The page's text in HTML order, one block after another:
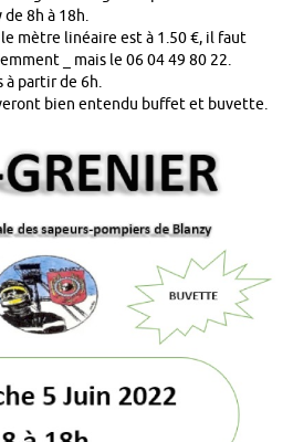
8h à 18h.
le mètre linéaire est à 1.50 €, il faut
_ mais le 06 04 49 80 22.
partir de 6h.
bien entendu buffet et buvette.